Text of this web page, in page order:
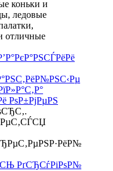
коньки и
ледовые
отличные
РѕР±РјРµРЅ
РґСЂСѓРіРѕР№